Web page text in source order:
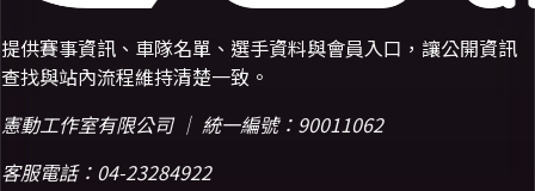
提供賽事資訊、車隊名單、選手資料與會員入口，讓公開資訊
查找與站內流程維持清楚一致。
憲動工作室有限公司 ｜ 統一編號：90011062
客服電話： 04-23284922